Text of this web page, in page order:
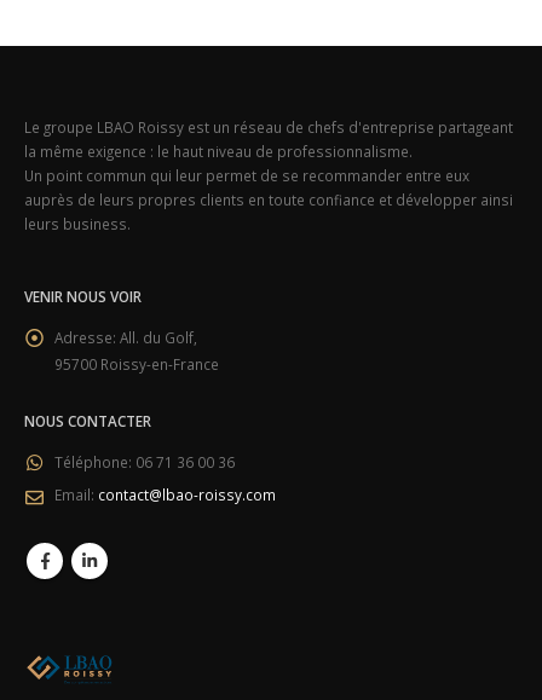
Le groupe LBAO Roissy est un réseau de chefs d'entreprise partageant
la même exigence : le haut niveau de professionnalisme.
Un point commun qui leur permet de se recommander entre eux
auprès de leurs propres clients en toute confiance et développer ainsi
leurs business.
VENIR NOUS VOIR
Adresse: All. du Golf,
95700 Roissy-en-France
NOUS CONTACTER
Téléphone: 06 71 36 00 36
Email: contact@lbao-roissy.com